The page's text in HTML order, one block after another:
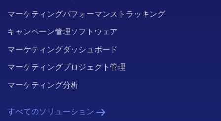
マーケティングパフォーマンストラッキング
キャンペーン管理ソフトウェア
マーケティングダッシュボード
マーケティングプロジェクト管理
マーケティング分析
すべてのソリューション